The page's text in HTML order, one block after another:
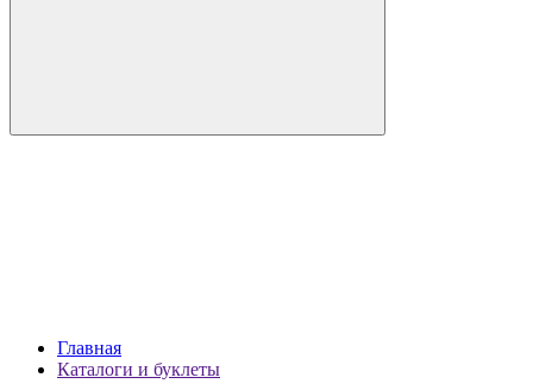
Главная
Каталоги и буклеты